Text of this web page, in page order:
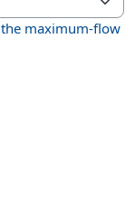
maximum-flow